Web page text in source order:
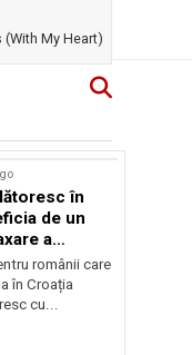
(With My Heart)
în
de un
a
românii care
în Croația
cu...